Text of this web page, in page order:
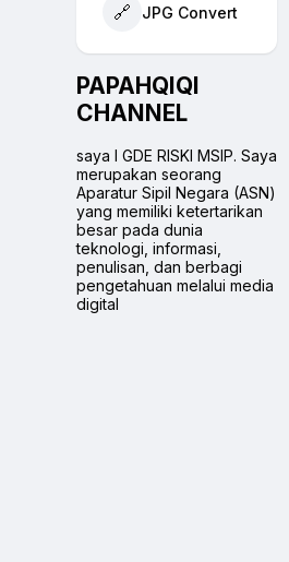
🔗 JPG Convert
PAPAHQIQI
CHANNEL
saya I GDE RISKI MSIP. Saya
merupakan seorang
Aparatur Sipil Negara (ASN)
yang memiliki ketertarikan
besar pada dunia
teknologi, informasi,
penulisan, dan berbagi
pengetahuan melalui media
digital